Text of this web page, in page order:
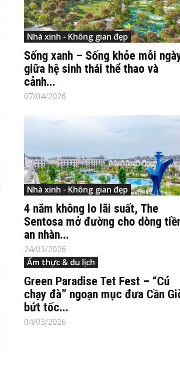
Nhà xinh - Không gian đẹp
Sống xanh – Sống khỏe mỗi
giữa hệ sinh thái thể thao và
cảnh...
07/04/2026
Nhà xinh - Không gian đẹp
4 năm không lo lãi suất, The
Sentosa mở đường cho dòng
an nhàn...
24/03/2026
Ẩm thực & du lịch
Green Paradise Tet Fest – “Cú
chạy đà” ngoạn mục đưa Cần
bứt tốc...
04/03/2026